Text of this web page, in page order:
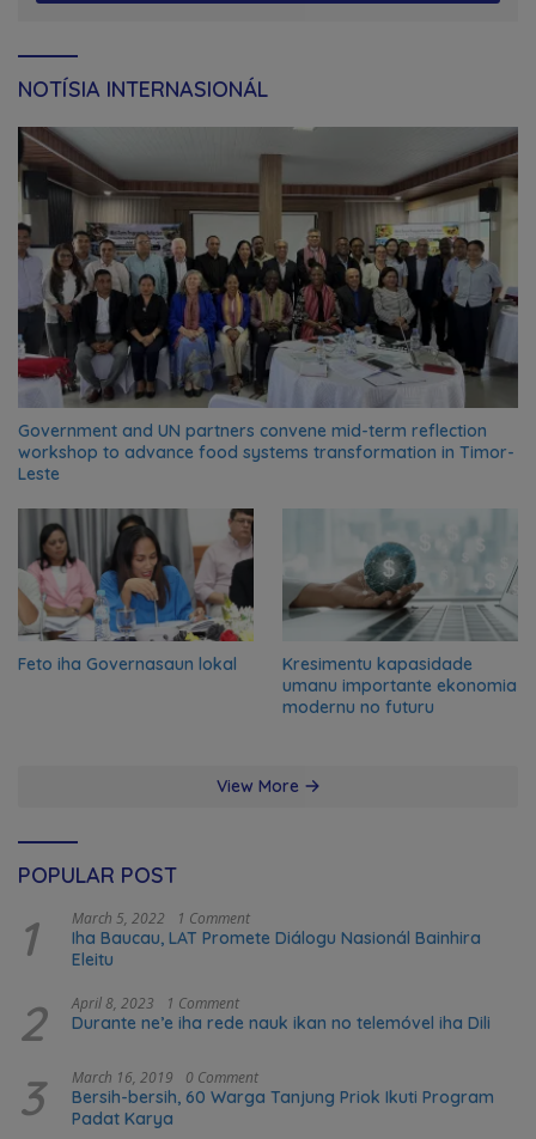
NOTÍSIA INTERNASIONÁL
Government and UN partners convene mid-term reflection
workshop to advance food systems transformation in Timor-
Leste
Feto iha Governasaun lokal
Kresimentu kapasidade
umanu importante ekonomia
modernu no futuru
View More
POPULAR POST
1 March 5, 2022 1 Comment
Iha Baucau, LAT Promete Diálogu Nasionál Bainhira
Eleitu
2 April 8, 2023 1 Comment
Durante ne’e iha rede nauk ikan no telemóvel iha Dili
3 March 16, 2019 0 Comment
Bersih-bersih, 60 Warga Tanjung Priok Ikuti Program
Padat Karya